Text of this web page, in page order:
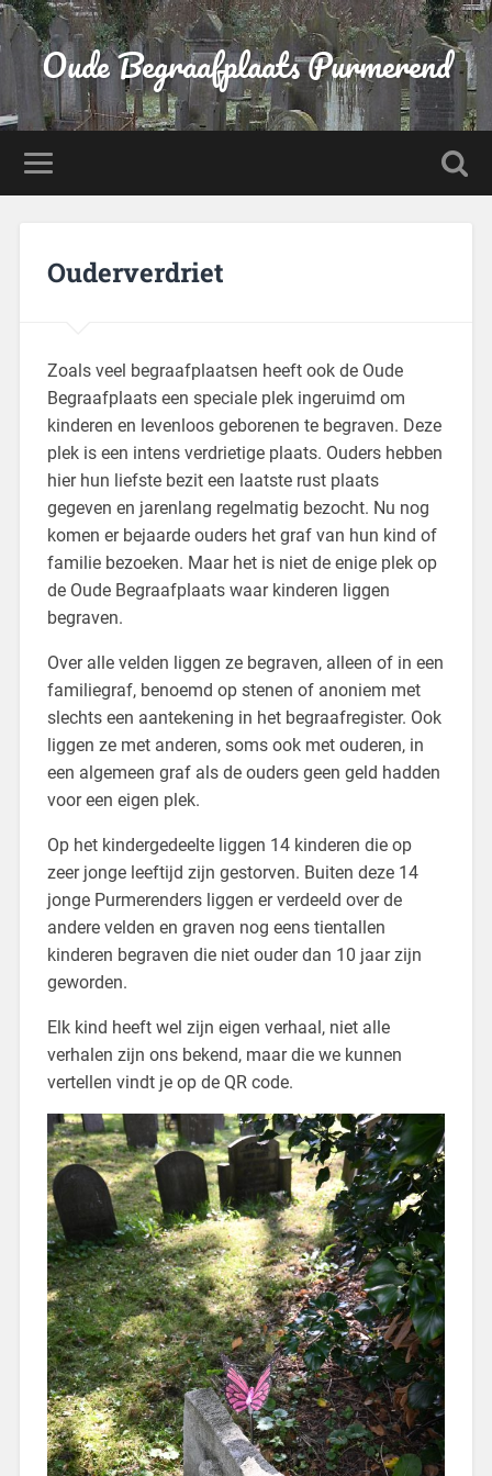
Oude Begraafplaats Purmerend
Ouderverdriet
Zoals veel begraafplaatsen heeft ook de Oude
Begraafplaats een speciale plek ingeruimd om
kinderen en levenloos geborenen te begraven. Deze
plek is een intens verdrietige plaats. Ouders hebben
hier hun liefste bezit een laatste rust­ plaats
gegeven en jarenlang regelmatig bezocht. Nu nog
komen er bejaarde ouders het graf van hun kind of
familie­ bezoeken. Maar het is niet de enige plek op
de Oude Begraafplaats waar kinderen liggen
begraven.
Over alle velden liggen ze begraven, alleen of in een
familiegraf, benoemd op stenen of anoniem met
slechts een aantekening in het begraafregister. Ook
liggen ze met anderen, soms ook met ouderen, in
een algemeen graf als de ouders geen geld hadden
voor een eigen plek.
Op het kindergedeelte liggen 14 kinderen die op
zeer jonge leeftijd zijn gestorven. Buiten deze 14
jonge Purmerenders liggen er verdeeld over de
andere velden en graven nog eens tientallen
kinderen begraven die niet ouder dan 10 jaar zijn
geworden.
Elk kind heeft wel zijn eigen verhaal, niet alle
verhalen zijn ons bekend, maar die we kunnen
vertellen vindt je op de QR code.